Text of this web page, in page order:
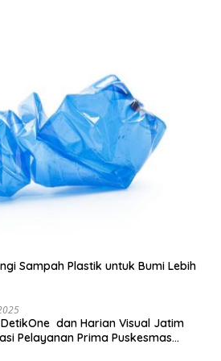
Sampah Plastik untuk Bumi Lebih
dan Harian Visual Jatim
Pelayanan Prima Puskesmas